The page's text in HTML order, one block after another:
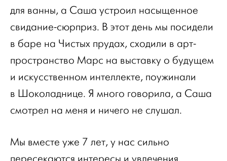
для ванны, а Саша устроил насыщенное
свидание-сюрприз. В этот день мы посидели
в баре на Чистых прудах, сходили в арт-
пространство Марс на выставку о будущем
и искусственном интеллекте, поужинали
в Шоколаднице. Я много говорила, а Саша
смотрел на меня и ничего не слушал.
Мы вместе уже 7 лет, у нас сильно